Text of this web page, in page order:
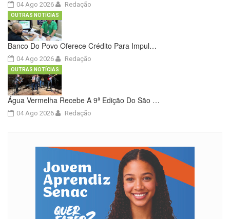
04 Ago 2026 Redação
Banco Do Povo Oferece Crédito Para Impul…
04 Ago 2026
OUTRAS NOTÍCIAS
Redação
Água Vermelha Recebe A 9ª Edição Do São …
04 Ago 2026
OUTRAS NOTÍCIAS
Redação